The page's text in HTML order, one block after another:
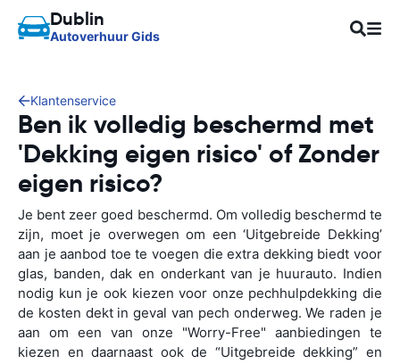
Dublin
Autoverhuur Gids
Klantenservice
Ben ik volledig beschermd met
'Dekking eigen risico' of Zonder
eigen risico?
Je bent zeer goed beschermd. Om volledig beschermd te
zijn, moet je overwegen om een ‘Uitgebreide Dekking’
aan je aanbod toe te voegen die extra dekking biedt voor
glas, banden, dak en onderkant van je huurauto. Indien
nodig kun je ook kiezen voor onze pechhulpdekking die
de kosten dekt in geval van pech onderweg. We raden je
aan om een van onze "Worry-Free" aanbiedingen te
kiezen en daarnaast ook de “Uitgebreide dekking” en